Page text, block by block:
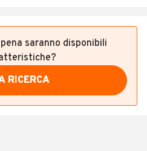
saranno disponibili
RICERCA